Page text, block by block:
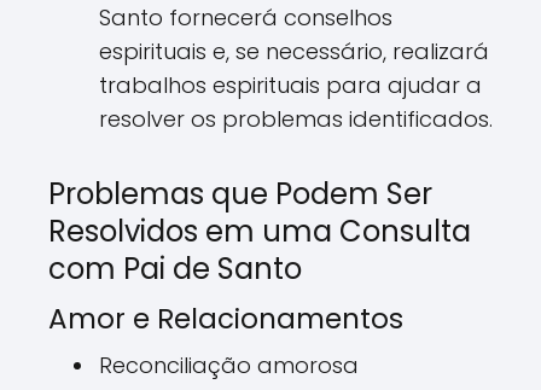
Santo fornecerá conselhos
espirituais e, se necessário, realizará
trabalhos espirituais para ajudar a
resolver os problemas identificados.
Problemas que Podem Ser
Resolvidos em uma Consulta
com Pai de Santo
Amor e Relacionamentos
Reconciliação amorosa